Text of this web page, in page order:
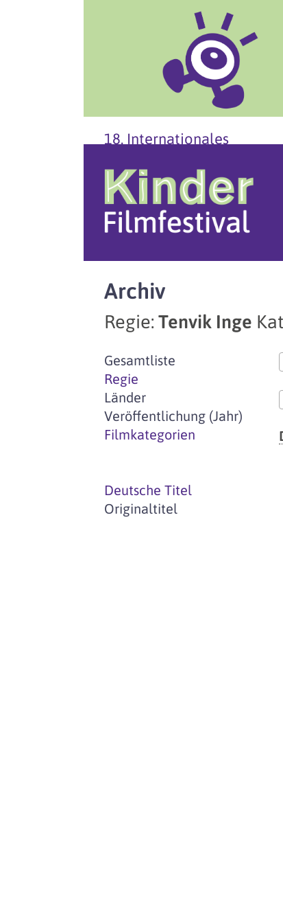
18. Internationales
Archiv
Regie: Tenvik Inge
Gesamtliste
Regie
Länder
Veröffentlichung (Jahr)
Filmkategorien
Deutsche Titel
Originaltitel